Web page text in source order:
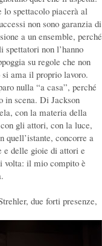
lo spettacolo piacerà al
non sono garanzia di
a un ensemble, perché
non l’hanno
su regole che non
ama il proprio lavoro.
nulla “a casa”, perché
in scena. Di Jackson
con la materia della
gli attori, con la luce,
quell’istante, concorre a
e delle gioie di attori e
volta: il mio compito è
due forti presenze,